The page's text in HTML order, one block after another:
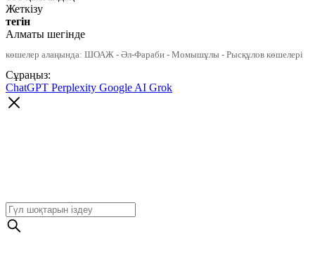
Жеткізу
тегін
Алматы шегінде
көшелер алаңында: ШОАЖ - Әл-Фараби - Момышұлы - Рысқұлов көшелері
Сұраңыз:
ChatGPT Perplexity Google AI Grok